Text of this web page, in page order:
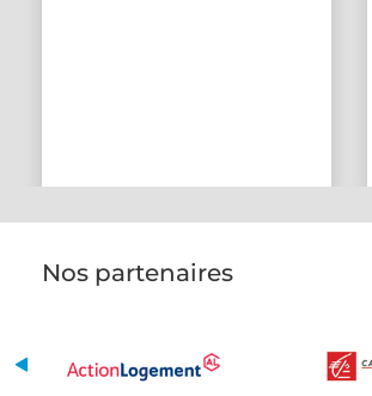
Nos partenaires